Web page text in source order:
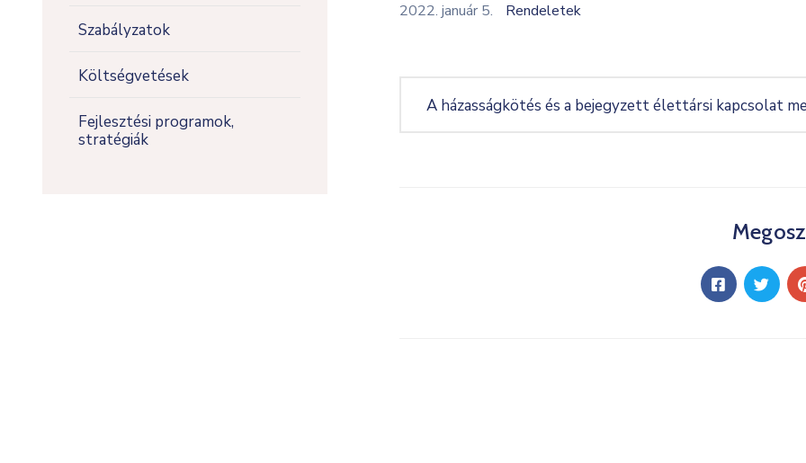
Szabályzatok
Költségvetések
Fejlesztési programok,
stratégiák
2022. január 5.
Rendeletek
A házasságkötés és a bejegyzett élettársi kapcsolat